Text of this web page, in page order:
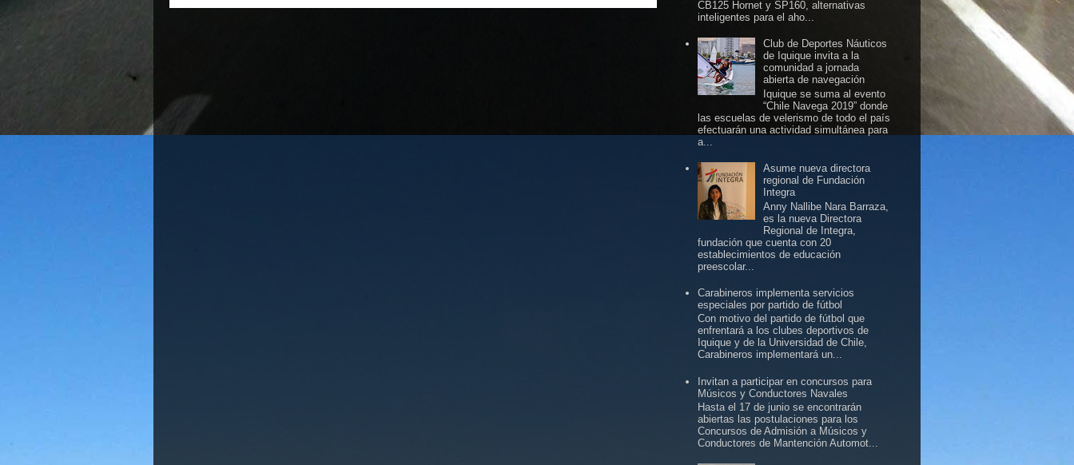
CB125 Hornet y SP160, alternativas
inteligentes para el aho...
Club de Deportes Náuticos
de Iquique invita a la
comunidad a jornada
abierta de navegación
Iquique se suma al evento
“Chile Navega 2019” donde
las escuelas de velerismo de todo el país
efectuarán una actividad simultánea para
a...
Asume nueva directora
regional de Fundación
Integra
Anny Nallibe Nara Barraza,
es la nueva Directora
Regional de Integra,
fundación que cuenta con 20
establecimientos de educación
preescolar...
Carabineros implementa servicios
especiales por partido de fútbol
Con motivo del partido de fútbol que
enfrentará a los clubes deportivos de
Iquique y de la Universidad de Chile,
Carabineros implementará un...
Invitan a participar en concursos para
Músicos y Conductores Navales
Hasta el 17 de junio se encontrarán
abiertas las postulaciones para los
Concursos de Admisión a Músicos y
Conductores de Mantención Automot...